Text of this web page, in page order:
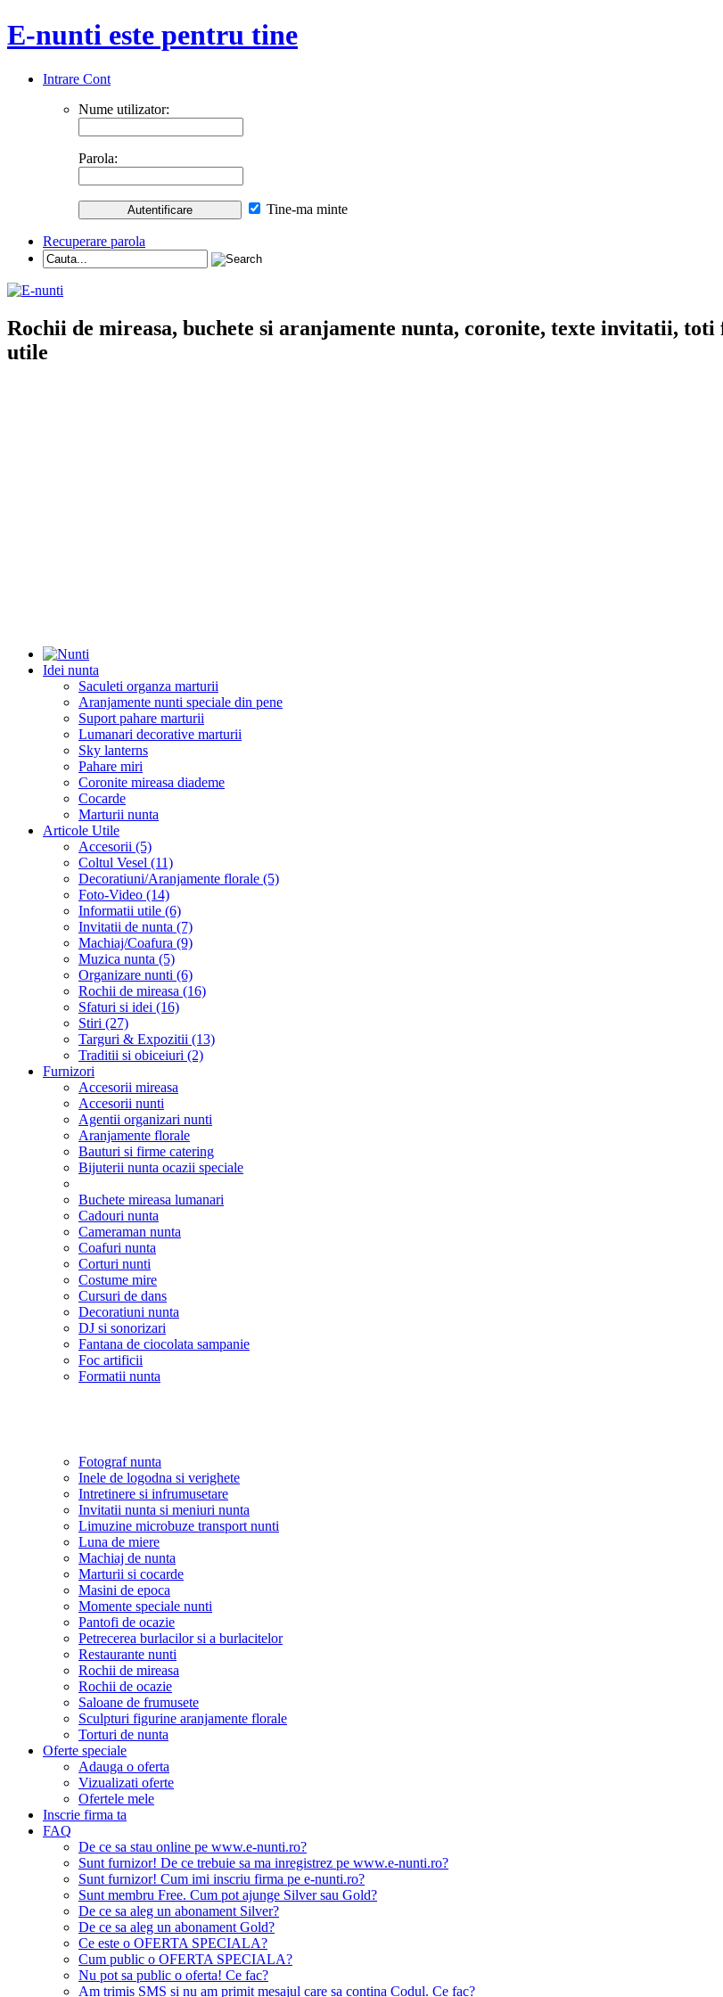
E-nunti este pentru tine
Intrare Cont
Nume utilizator:
Parola:
Tine-ma minte
Recuperare parola
Rochii de mireasa, buchete si aranjamente nunta, coronite, texte invitatii,
utile
Idei nunta
Saculeti organza marturii
Aranjamente nunti speciale din pene
Suport pahare marturii
Lumanari decorative marturii
Sky lanterns
Pahare miri
Coronite mireasa diademe
Cocarde
Marturii nunta
Articole Utile
Accesorii (5)
Coltul Vesel (11)
Decoratiuni/Aranjamente florale (5)
Foto-Video (14)
Informatii utile (6)
Invitatii de nunta (7)
Machiaj/Coafura (9)
Muzica nunta (5)
Organizare nunti (6)
Rochii de mireasa (16)
Sfaturi si idei (16)
Stiri (27)
Targuri & Expozitii (13)
Traditii si obiceiuri (2)
Furnizori
Accesorii mireasa
Accesorii nunti
Agentii organizari nunti
Aranjamente florale
Bauturi si firme catering
Bijuterii nunta ocazii speciale
Buchete mireasa lumanari
Cadouri nunta
Cameraman nunta
Coafuri nunta
Corturi nunti
Costume mire
Cursuri de dans
Decoratiuni nunta
DJ si sonorizari
Fantana de ciocolata sampanie
Foc artificii
Formatii nunta
Fotograf nunta
Inele de logodna si verighete
Intretinere si infrumusetare
Invitatii nunta si meniuri nunta
Limuzine microbuze transport nunti
Luna de miere
Machiaj de nunta
Marturii si cocarde
Masini de epoca
Momente speciale nunti
Pantofi de ocazie
Petrecerea burlacilor si a burlacitelor
Restaurante nunti
Rochii de mireasa
Rochii de ocazie
Saloane de frumusete
Sculpturi figurine aranjamente florale
Torturi de nunta
Oferte speciale
Adauga o oferta
Vizualizati oferte
Ofertele mele
Inscrie firma ta
FAQ
De ce sa stau online pe www.e-nunti.ro?
Sunt furnizor! De ce trebuie sa ma inregistrez pe www.e-nunti.ro?
Sunt furnizor! Cum imi inscriu firma pe e-nunti.ro?
Sunt membru Free. Cum pot ajunge Silver sau Gold?
De ce sa aleg un abonament Silver?
De ce sa aleg un abonament Gold?
Ce este o OFERTA SPECIALA?
Cum public o OFERTA SPECIALA?
Nu pot sa public o oferta! Ce fac?
Am trimis SMS si nu am primit mesajul care sa contina Codul. Ce fac?